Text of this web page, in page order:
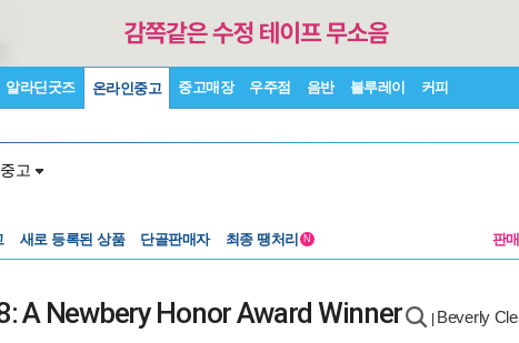
알라딘굿즈 온라인중고 중고매장 우주점 음반 블루레이 커피
고
새로 등록된 상품 단골판매자 최종 땡처리 N 판
A Newbery Honor Award Winner Beverly